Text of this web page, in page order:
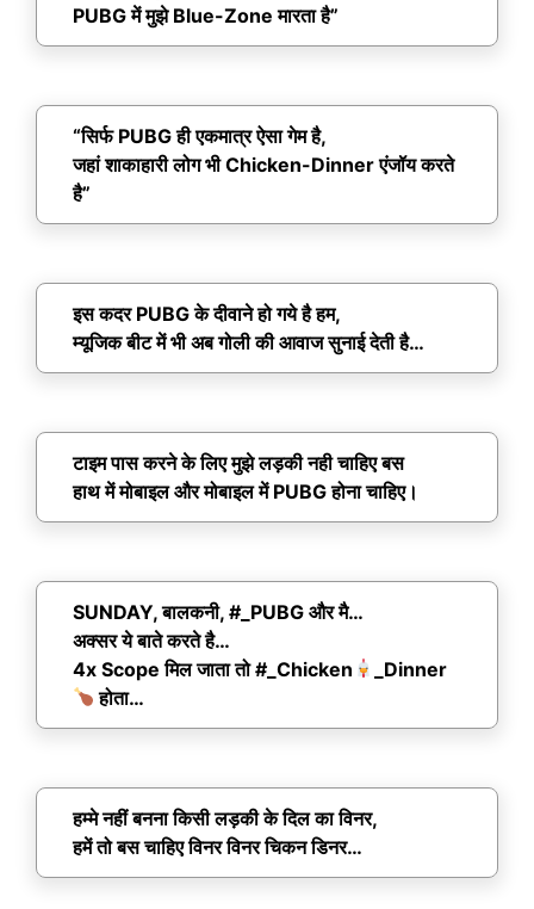
PUBG में मुझे Blue-Zone मारता है”
“सिर्फ PUBG ही एकमात्र ऐसा गेम है,
जहां शाकाहारी लोग भी Chicken-Dinner एंजॉय करते
है”
इस कदर PUBG के दीवाने हो गये है हम,
म्यूजिक बीट में भी अब गोली की आवाज सुनाई देती है…
टाइम पास करने के लिए मुझे लड़की नही चाहिए बस
हाथ में मोबाइल और मोबाइल में PUBG होना चाहिए।
SUNDAY, बालकनी, #_PUBG और मै…
अक्सर ये बाते करते है…
4x Scope मिल जाता तो #_Chicken
_Dinner
होता…
हम्मे नहीं बनना किसी लड़की के दिल का विनर,
हमें तो बस चाहिए विनर विनर चिकन डिनर…